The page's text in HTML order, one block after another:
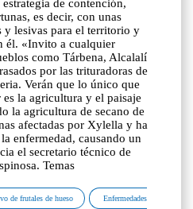
de contención,
es decir, con unas
y lesivas para el territorio y
él. «Invito a cualquier
como Tárbena, Alcalalí
por las trituradoras de
Verán que lo único que
la agricultura y el paisaje
la agricultura de secano de
afectadas por Xylella y ha
enfermedad, causando un
el secretario técnico de
Temas
de frutales de hueso Enfermedades